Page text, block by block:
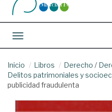
Toggle navigation
Inicio Libros Derecho /
Delitos patrimoniales y
publicidad fraudulenta